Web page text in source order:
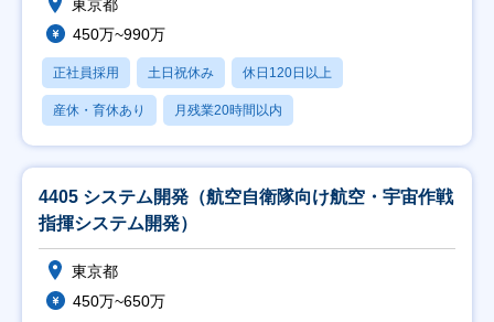
東京都
450万~990万
正社員採用 土日祝休み 休日120日以上
産休・育休あり 月残業20時間以内
4405 システム開発（航空自衛隊向け航空・宇宙作戦
指揮システム開発）
東京都
450万~650万